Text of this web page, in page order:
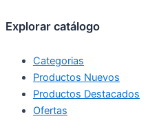
Explorar catálogo
Categorias
Productos Nuevos
Productos Destacados
Ofertas